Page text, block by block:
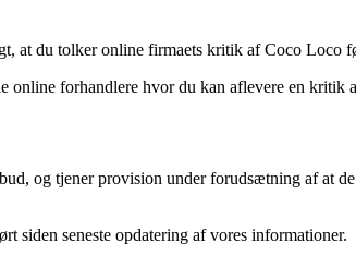
at du tolker online firmaets kritik af Coco Loco
forhandlere hvor du kan aflevere en kritik
og tjener provision under forudsætning af at
siden seneste opdatering af vores informationer.